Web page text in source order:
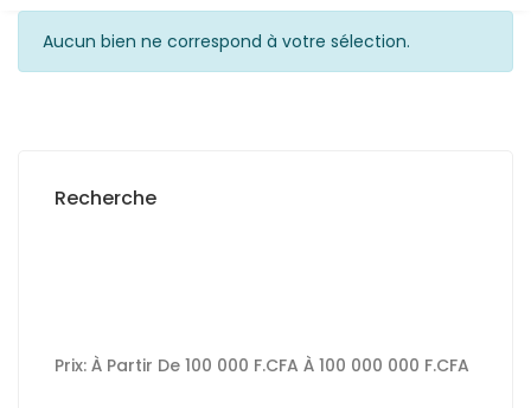
Aucun bien ne correspond à votre sélection.
Recherche
Prix: À Partir De 100 000 F.CFA À 100 000 000 F.CFA